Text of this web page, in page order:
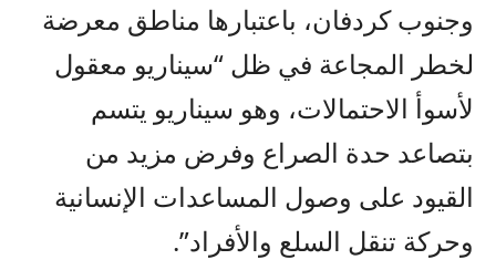
وجنوب كردفان، باعتبارها مناطق معرضة
لخطر المجاعة في ظل “سيناريو معقول
لأسوأ الاحتمالات، وهو سيناريو يتسم
بتصاعد حدة الصراع وفرض مزيد من
القيود على وصول المساعدات الإنسانية
وحركة تنقل السلع والأفراد”.